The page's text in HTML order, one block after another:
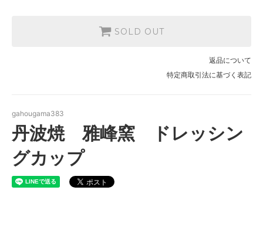
SOLD OUT
返品について
特定商取引法に基づく表記
gahougama383
丹波焼 雅峰窯 ドレッシン
グカップ